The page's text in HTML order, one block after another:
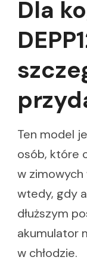
Dla
Ten model
osób, które
w zimowych
wtedy, gdy
dłuższym
akumulator
w chłodzie.